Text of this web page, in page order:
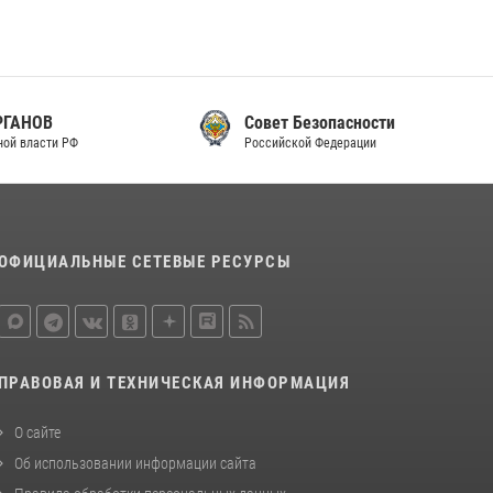
злоумышленников, напавших на бригаду
скорой помощи (видео)
Виктора Золотова с заместителем
Российской Федерации в Северо-Кавказском
федеральном округе Виталием Кузнецовым
Совет Безопасности
Российской Федерации
СЕТЕВЫЕ РЕСУРСЫ
ПРАВОВАЯ И ТЕХНИЧЕСКАЯ ИНФОРМАЦИЯ
О сайте
Об использовании информации сайта